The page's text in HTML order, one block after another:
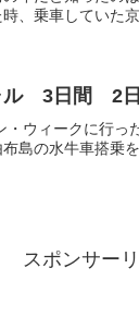
、乗車していた
ル 3日間 2
・ウィークに行っ
島の水牛車搭乗
スポンサー